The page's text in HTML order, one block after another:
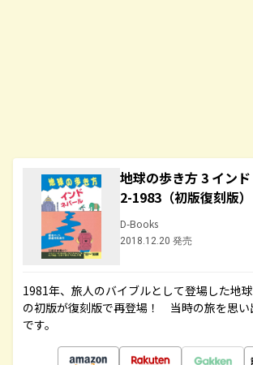
地球の歩き方 3 イン
2-1983（初版復刻版）
D-Books
2018.12.20 発売
1981年、旅人のバイブルとして登場した地
の初版が復刻版で再登場！ 当時の旅を思い
です。